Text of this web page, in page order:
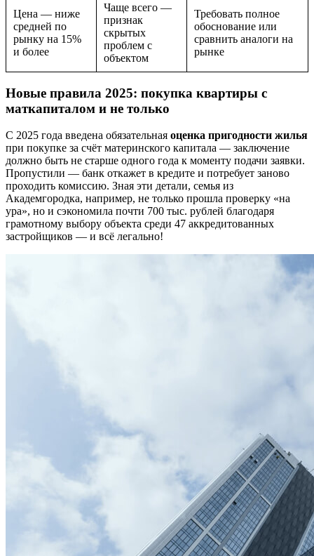
Цена — ниже
средней по
рынку на 15%
и более
Чаще всего —
признак
скрытых
проблем с
объектом
Требовать полное
обоснование или
сравнить аналоги на
рынке
Новые правила 2025: покупка квартиры с
маткапиталом и не только
С 2025 года введена обязательная оценка пригодности жилья
при покупке за счёт материнского капитала — заключение
должно быть не старше одного года к моменту подачи заявки.
Пропустили — банк откажет в кредите и потребует заново
проходить комиссию. Зная эти детали, семья из
Академгородка, например, не только прошла проверку «на
ура», но и сэкономила почти 700 тыс. рублей благодаря
грамотному выбору объекта среди 47 аккредитованных
застройщиков — и всё легально!